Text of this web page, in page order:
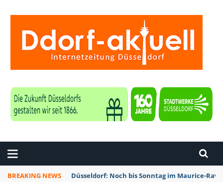
BREAKING NEWS Düsseldorf: Noch bis Sonntag im Maurice-